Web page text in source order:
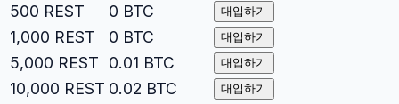
500 REST 0 BTC 대입하기
1,000 REST 0 BTC 대입하기
5,000 REST 0.01 BTC 대입하기
10,000 REST 0.02 BTC 대입하기